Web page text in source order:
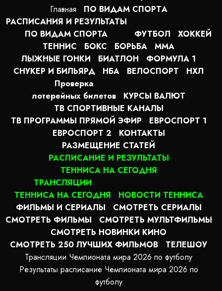
Главная
ПО ВИДАМ СПОРТA
РАСПИСАНИЯ И РЕЗУЛЬТАТЫ
ПО ВИДАМ СПОРТА
ФУТБОЛ
ХОККЕЙ
ТЕННИС
БОКС БОРЬБА
MMA
ЛЫЖНЫЕ ГОНКИ
БИАТЛОН
ФОРМУЛА 1
СНУКЕР И БИЛЬЯРД
НБА ВЕЛОСПОРТ
НХЛ
Проверка
лотерейных билетов
КУРСЫ ВАЛЮТ
ТВ СПОРТИВНЫЕ КАНАЛЫ
ТВ ПРОГРАММЫ ПРЯМОЙ ЭФИР
ЕВРОСПОРТ 1
ЕВРОСПОРТ 2
КОНТАКТЫ
РАЗМЕЩЕНИЕ СТАТЕЙ
РАСПИСАНИЕ И РЕЗУЛЬТАТЫ
ТЕННИСА НА СЕГОДНЯ
ТРАНСЛЯЦИИ
ТЕННИСА НА СЕГОДНЯ
НОВОСТИ ТЕННИСА
ФИЛЬМЫ И СЕРИАЛЫ
СМОТРЕТЬ СЕРИАЛЫ
СМОТРЕТЬ ФИЛЬМЫ
СМОТРЕТЬ МУЛЬТФИЛЬМЫ
СМОТРЕТЬ НОВИНКИ КИНО
СМОТРЕТЬ 250 ЛУЧШИХ ФИЛЬМОВ
ТЕЛЕШОУ
Трансляции Чемпионата мира 2026 по футболу
Результаты расписание Чемпионата мира 2026 по
футболу